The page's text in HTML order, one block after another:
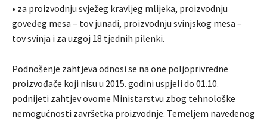
• za proizvodnju svježeg kravljeg mlijeka, proizvodnju
goveđeg mesa – tov junadi, proizvodnju svinjskog mesa –
tov svinja i za uzgoj 18 tjednih pilenki.
Podnošenje zahtjeva odnosi se na one poljoprivredne
proizvođače koji nisu u 2015. godini uspjeli do 01.10.
podnijeti zahtjev ovome Ministarstvu zbog tehnološke
nemogućnosti završetka proizvodnje. Temeljem navedenog